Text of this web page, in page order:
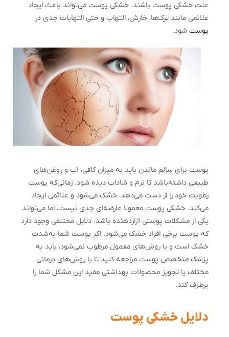
علت خشکی پوست باشند. خشکی پوست می‌تواند باعث ایجاد
علائمی مانند ترک‌ها، خارش، التهاب و حتی التهابات جدی در
پوست شود.
پوست برای سالم ماندن باید به میزان کافی، آب و روغن‌های
طبیعی داشته‌باشد تا نرم و شاداب دیده شود. زمانی‌که پوست
رطوبت خود را از دست می‌دهد، خشک می‌شود و علائمی ایجاد
می‌کند. خشکی پوست معمولا عارضه‌ای جدی نیست، اما می‌تواند
یکی از مشکلات پوستی آزاردهنده باشد. دلایل مختلفی وجود دارد
که پوست برخی افراد خشک می‌شود. اگر پوست شما به‌شدت
خشک است و با روش‌های معمول مرطوب نمی‌شود، باید به
پزشک متخصص پوست مراجعه کنید تا با روش‌های درمانی
مختلف یا تجویز محصولات بهداشتی مفید این مشکل شما را
برطرف کند.
دلایل خشکی پوست